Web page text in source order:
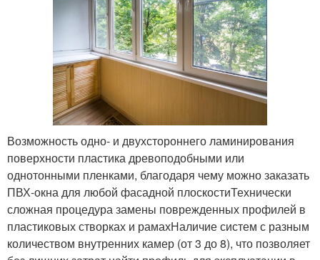
Возможность одно- и двухстороннего ламинирования
поверхности пластика древоподобными или
однотонными пленками, благодаря чему можно заказать
ПВХ-окна для любой фасадной плоскостиТехнически
сложная процедура замены поврежденных профилей в
пластиковых створках и рамахНаличие систем с разным
количеством внутренних камер (от 3 до 8), что позволяет